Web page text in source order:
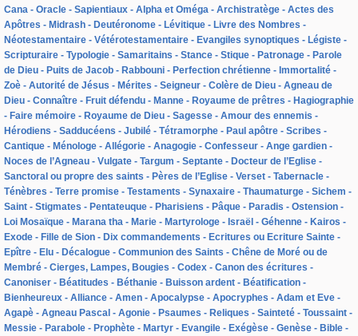
Cana Oracle Sapientiaux Alpha et Oméga Archistratège
Actes des
Apôtres
Midrash Deutéronome Lévitique
Livre des Nombres
Néotestamentaire
Vétérotestamentaire Evangiles synoptiques
Légiste
Scripturaire
Typologie Samaritains Stance Stique Patronage
Parole
de Dieu
Puits de Jacob Rabbouni Perfection chrétienne
Immortalité
Zoè
Autorité de Jésus Mérites Seigneur Colère de Dieu
Agneau de
Dieu
Connaître Fruit défendu Manne Royaume de prêtres
Hagiographie
Faire mémoire
Royaume de Dieu Sagesse
Amour des ennemis
Hérodiens
Sadducéens Jubilé Tétramorphe Paul apôtre
Scribes
Cantique
Ménologe Allégorie Anagogie Confesseur
Ange gardien
Noces de l’Agneau
Vulgate Targum Septante
Docteur de l’Eglise
Sanctoral ou propre des saints
Pères de l’Eglise Verset
Tabernacle
Ténèbres
Terre promise Testaments Synaxaire Thaumaturge
Sichem
Saint
Stigmates Pentateuque Pharisiens Pâque Paradis
Ostension
Loi Mosaïque
Marana tha Marie Martyrologe Israël Géhenne
Kairos
Exode
Fille de Sion Dix commandements
Ecritures ou Ecriture Sainte
Epître
Elu Décalogue Communion des Saints
Chêne de Moré ou de
Membré
Cierges, Lampes, Bougies Codex
Canon des écritures
Canoniser
Béatitudes Béthanie Buisson ardent
Béatification
Bienheureux
Alliance Amen Apocalypse Apocryphes
Adam et Eve
Agapè
Agneau Pascal Agonie Psaumes Reliques Sainteté
Toussaint
Messie
Parabole Prophète Martyr Evangile Exégèse Genèse
Bible